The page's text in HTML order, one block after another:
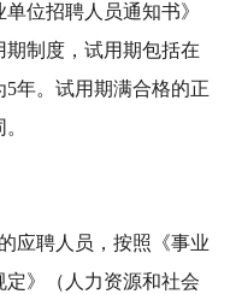
位招聘人员通知书》
制度，试用期包括在
年。试用期满合格的正
应聘人员，按照《事业
》（人力资源和社会